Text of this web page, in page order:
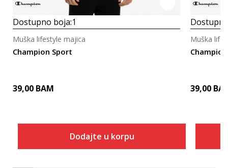
Dostupno boja:1
Champion Sport
Muška lifestyle majica
39,00 BAM
Dodajte u korpu
Muška
39,00